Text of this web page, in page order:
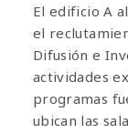
El edificio A
el
Difusión e
actividades
programas
ubican las